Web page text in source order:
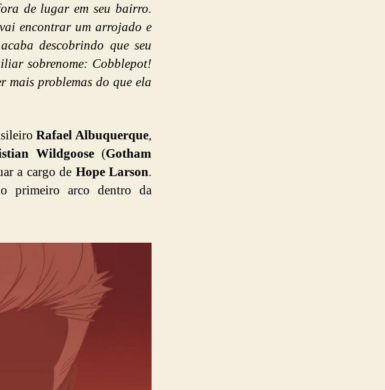
de lugar em seu bairro.
encontrar um arrojado e
descobrindo que seu
sobrenome: Cobblepot!
mais problemas do que ela
Rafael Albuquerque,
Wildgoose (Gotham
a cargo de Hope Larson.
primeiro arco dentro da